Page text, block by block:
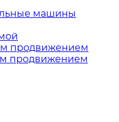
машины
продвижением
продвижением